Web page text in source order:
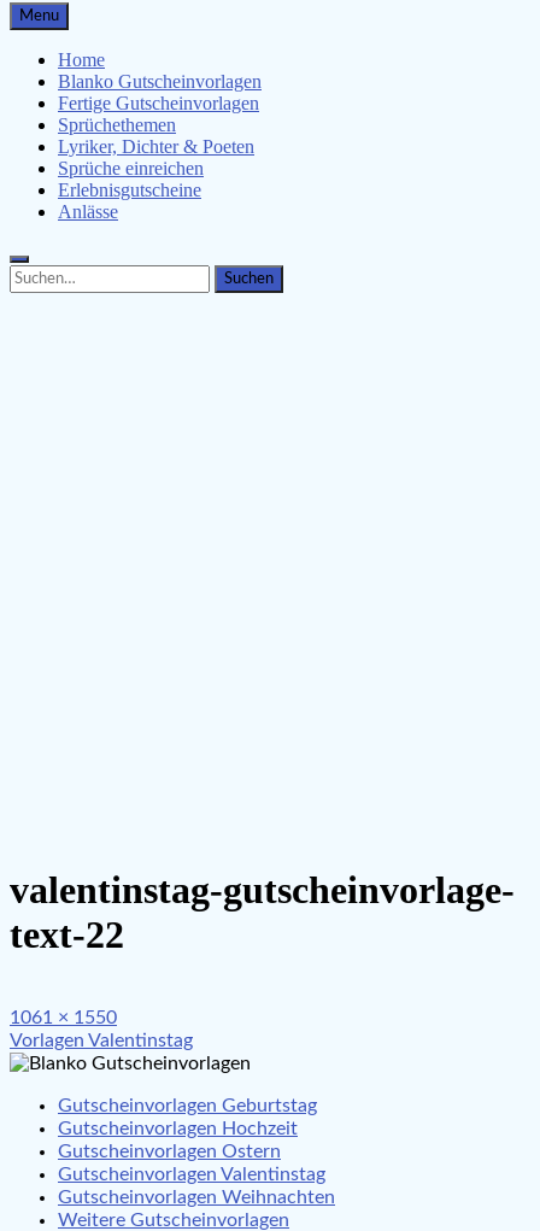
Gutscheinspruch.de
Gutscheinsprüche & Gutscheinvorlagen finden
Menu
Home
Blanko Gutscheinvorlagen
Fertige Gutscheinvorlagen
Sprüchethemen
Lyriker, Dichter & Poeten
Sprüche einreichen
Erlebnisgutscheine
Anlässe
Search
for:
Search
valentinstag-gutscheinvorlage-
text-22
Full
size
1061 × 1550
Beitragsnavigation
Vorlagen Valentinstag
Gutscheinvorlagen Geburtstag
Gutscheinvorlagen Hochzeit
Gutscheinvorlagen Ostern
Gutscheinvorlagen Valentinstag
Gutscheinvorlagen Weihnachten
Weitere Gutscheinvorlagen